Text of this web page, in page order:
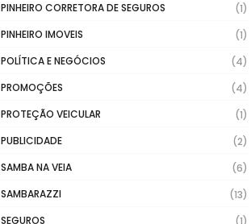
PINHEIRO CORRETORA DE SEGUROS
(1)
PINHEIRO IMOVEIS
(1)
POLÍTICA E NEGÓCIOS
(4)
PROMOÇÕES
(4)
PROTEÇÃO VEICULAR
(1)
PUBLICIDADE
(2)
SAMBA NA VEIA
(6)
SAMBARAZZI
(13)
SEGUROS
(1)